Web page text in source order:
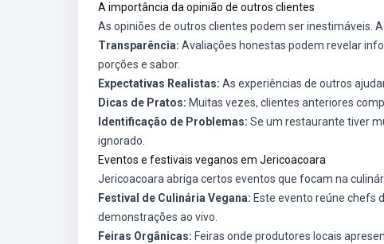
A importância da opinião de outros clientes
As opiniões de outros clientes podem ser inestimáveis.
Transparência: Avaliações honestas podem revelar
porções e sabor.
Expectativas Realistas: As experiências de outros
Dicas de Pratos: Muitas vezes, clientes anteriores
Identificação de Problemas: Se um restaurante tiver
ignorado.
Eventos e festivais veganos em Jericoacoara
Jericoacoara abriga certos eventos que focam na
Festival de Culinária Vegana: Este evento reúne chefs
demonstrações ao vivo.
Feiras Orgânicas: Feiras onde produtores locais